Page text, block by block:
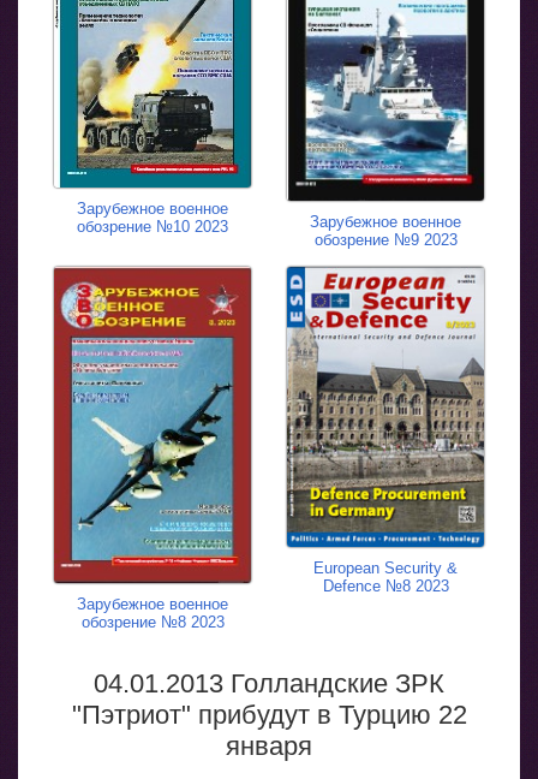
Зарубежное военное
обозрение №10 2023
Зарубежное военное
обозрение №9 2023
Зарубежное военное
обозрение №8 2023
European Security &
Defence №8 2023
04.01.2013 Голландские ЗРК
"Пэтриот" прибудут в Турцию 22
января